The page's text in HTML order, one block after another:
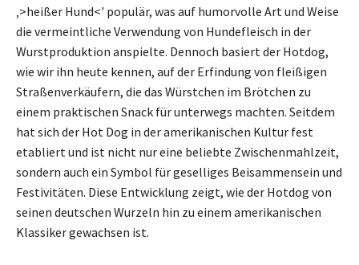
‚>heißer Hund<' populär, was auf humorvolle Art und Weise
die vermeintliche Verwendung von Hundefleisch in der
Wurstproduktion anspielte. Dennoch basiert der Hotdog,
wie wir ihn heute kennen, auf der Erfindung von fleißigen
Straßenverkäufern, die das Würstchen im Brötchen zu
einem praktischen Snack für unterwegs machten. Seitdem
hat sich der Hot Dog in der amerikanischen Kultur fest
etabliert und ist nicht nur eine beliebte Zwischenmahlzeit,
sondern auch ein Symbol für geselliges Beisammensein und
Festivitäten. Diese Entwicklung zeigt, wie der Hotdog von
seinen deutschen Wurzeln hin zu einem amerikanischen
Klassiker gewachsen ist.